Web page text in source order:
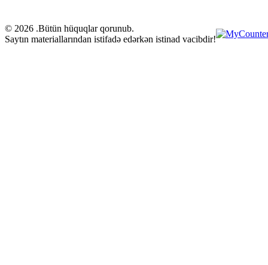
© 2026 .Bütün hüquqlar qorunub.
Saytın materiallarından istifadə edərkən istinad vacibdir!